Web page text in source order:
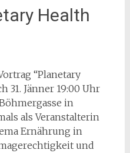
Health
“Planetary
31. Jänner 19:00 Uhr
in
als Veranstalterin
Ernährung in
und